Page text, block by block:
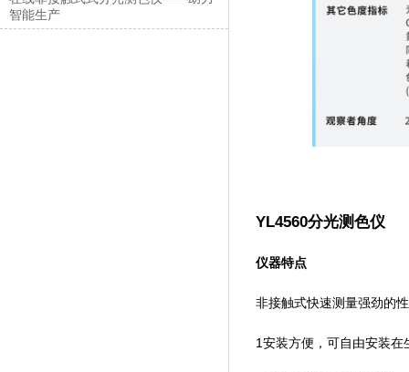
智能生产
YL4560分光测色仪
仪器特点
非接触式快速测量强劲的
1安装方便，可自由安装在